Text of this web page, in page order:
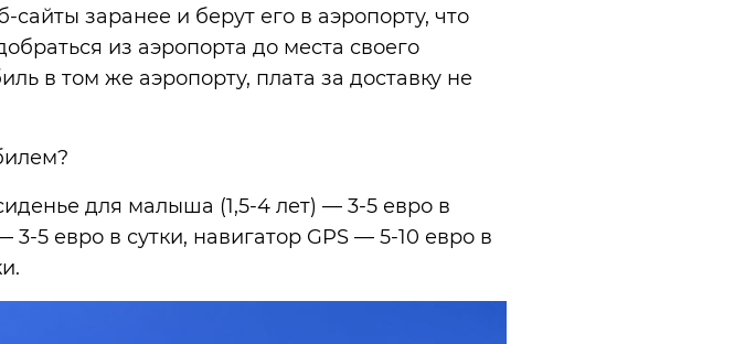
заранее и берут его в аэропорту, что
из аэропорта до места своего
в том же аэропорту, плата за доставку не
для малыша (1,5-4 лет) — 3-5 евро в
5 евро в сутки, навигатор GPS — 5-10 евро в